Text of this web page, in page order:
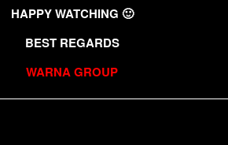
HAPPY WATCHING 🙂
BEST REGARDS
WARNA GROUP